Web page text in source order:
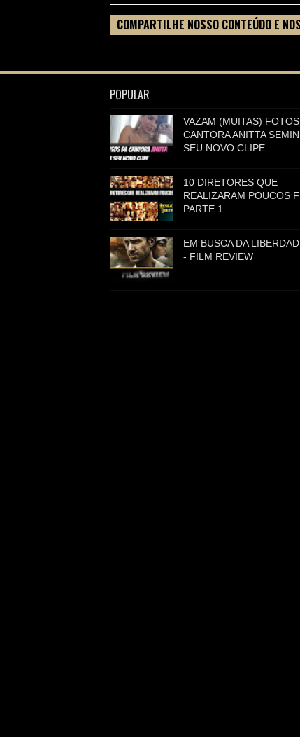
COMPARTILHE NOSSO CONTEÚDO E
POPULAR
VAZAM (MUITAS)
CANTORA ANITTA
SEU NOVO CLIPE
10 DIRETORES QUE
REALIZARAM POUCOS
PARTE 1
EM BUSCA DA
- FILM REVIEW